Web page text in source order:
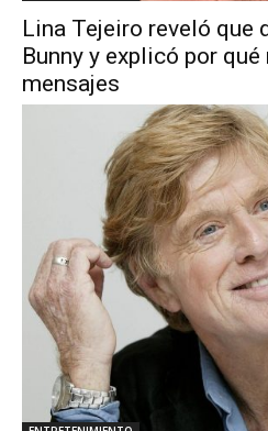
Lina Tejeiro reveló que
Bunny y explicó por
mensajes